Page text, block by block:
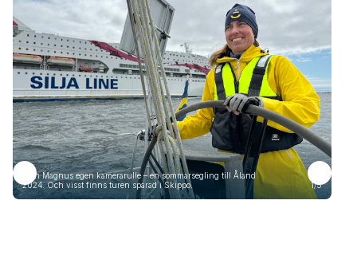
Från Magnus egen kamerarulle – en sommarsegling till Åland
2024. Och visst finns turen sparad i Skippo.
1/5